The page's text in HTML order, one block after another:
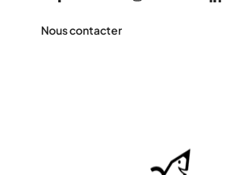
Nous contacter